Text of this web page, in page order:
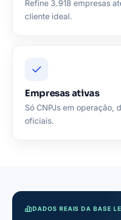
Refine 3.918 empresas
cliente ideal.
Empresas ativas
Só CNPJs em operação,
oficiais.
DADOS REAIS DA BASE